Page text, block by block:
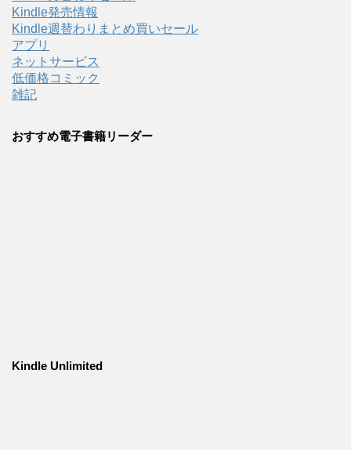
Kindle発売情報
Kindle週替わりまとめ買いセール
アプリ
ネットサービス
低価格コミック
雑記
おすすめ電子書籍リーダー
Kindle Unlimited